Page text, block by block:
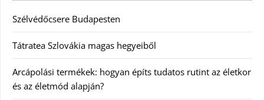
Szélvédőcsere Budapesten
Tátratea Szlovákia magas hegyeiből
Arcápolási termékek: hogyan építs tudatos rutint az életkor
és az életmód alapján?